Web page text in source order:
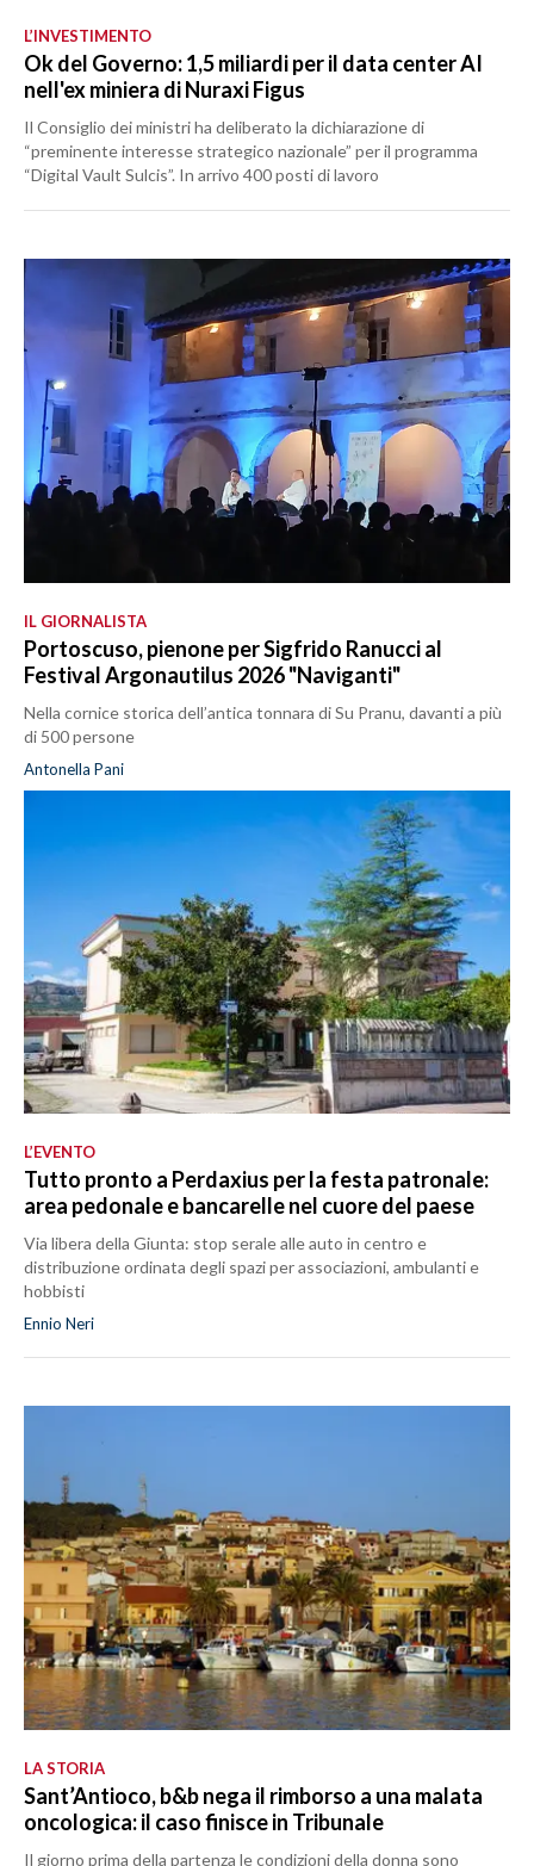
L’INVESTIMENTO
Ok del Governo: 1,5 miliardi per il data center AI
nell'ex miniera di Nuraxi Figus
Il Consiglio dei ministri ha deliberato la dichiarazione di
“preminente interesse strategico nazionale” per il programma
“Digital Vault Sulcis”. In arrivo 400 posti di lavoro
IL GIORNALISTA
Portoscuso, pienone per Sigfrido Ranucci al
Festival Argonautilus 2026 "Naviganti"
Nella cornice storica dell’antica tonnara di Su Pranu, davanti a più
di 500 persone
Antonella Pani
L’EVENTO
Tutto pronto a Perdaxius per la festa patronale:
area pedonale e bancarelle nel cuore del paese
Via libera della Giunta: stop serale alle auto in centro e
distribuzione ordinata degli spazi per associazioni, ambulanti e
hobbisti
Ennio Neri
LA STORIA
Sant’Antioco, b&b nega il rimborso a una malata
oncologica: il caso finisce in Tribunale
Il giorno prima della partenza le condizioni della donna sono